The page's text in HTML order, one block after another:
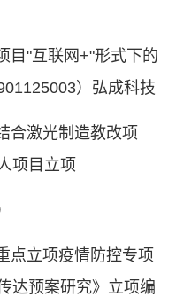
目"互联网+"形式下的
）弘成科技
合激光制造教改项
项目立项
点立项疫情防控专项
达预案研究》立项编